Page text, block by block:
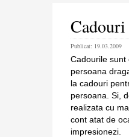
Cadouri
Publicat: 19.03.2009
Cadourile sunt
persoana
la cadouri
persoana. Si,
realizata cu
cont atat de
impresionezi.